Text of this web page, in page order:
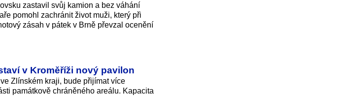
zastavil svůj kamion a bez váhání
pomohl zachránit život muži, který při
zásah v pátek v Brně převzal ocenění
v Kroměříži nový pavilon
Zlínském kraji, bude přijímat více
památkově chráněného areálu. Kapacita